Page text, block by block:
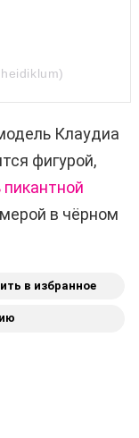
Клаудиа
фигурой,
в чёрном
в избранное